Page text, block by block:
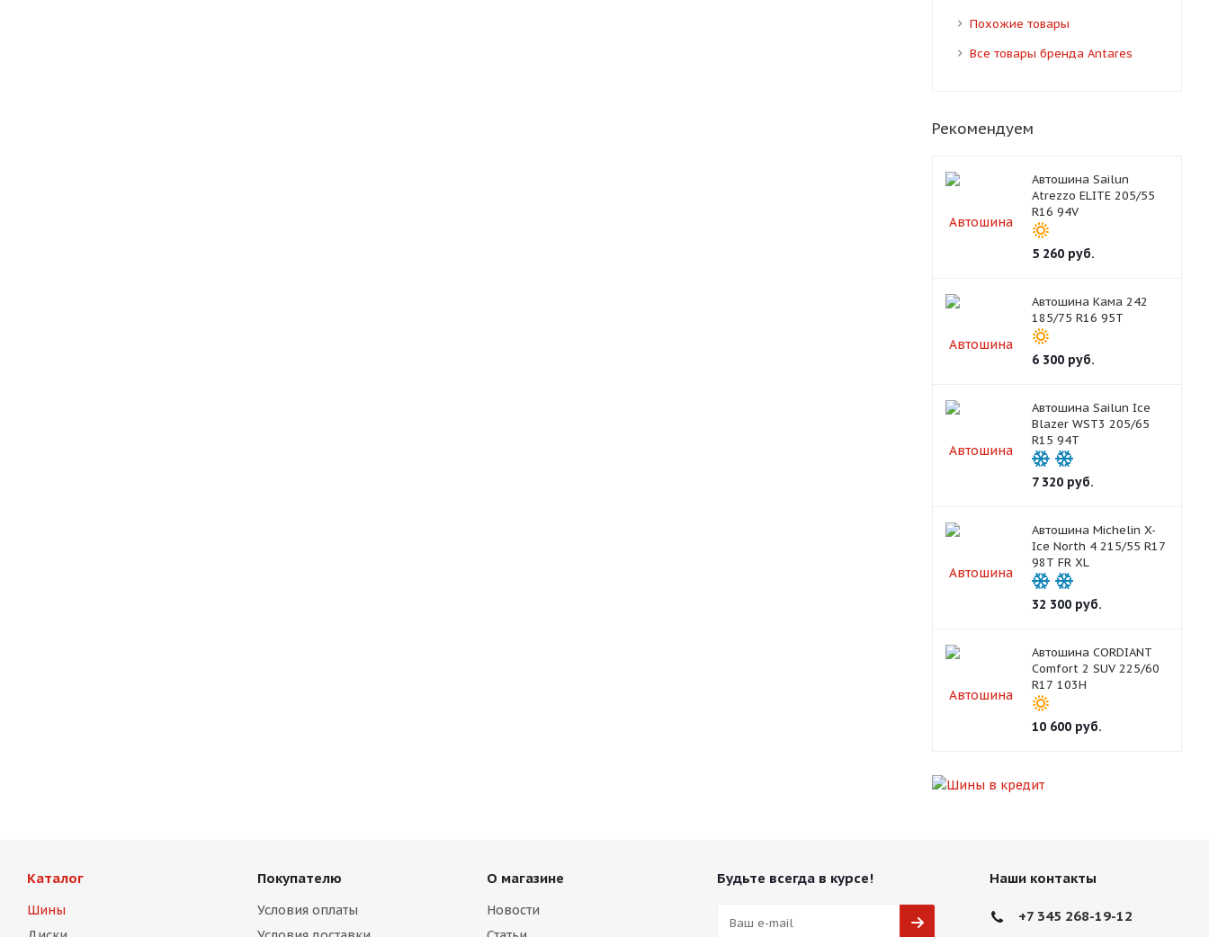
Похожие товары
Все товары бренда Antares
Рекомендуем
Автошина Sailun
Atrezzo ELITE 205/55
R16 94V
5 260руб.
Автошина Кама 242
185/75 R16 95T
6 300руб.
Автошина Sailun Ice
Blazer WST3 205/65
R15 94T
7 320руб.
Автошина Michelin X-
Ice North 4 215/55 R17
98T FR XL
32 300руб.
Автошина CORDIANT
Comfort 2 SUV 225/60
R17 103H
10 600руб.
Каталог
Шины
Покупателю
Условия оплаты
О магазине
Новости
Будьте всегда в курсе! Наши контакты
+7 345 268-19-12